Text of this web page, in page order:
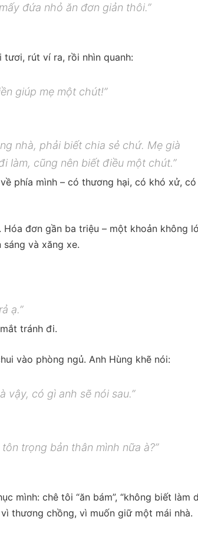
đứa nhỏ ăn đơn giản thôi.”
rút ví ra, rồi nhìn quanh:
giúp mẹ một chút!”
nhà, phải biết chia sẻ chứ. Mẹ già
làm, cũng nên biết điều một chút.”
phía mình – có thương hại, có khó xử, có
đơn gần ba triệu – một khoản không
và xăng xe.
ạ.”
tránh đi.
vào phòng ngủ. Anh Hùng khẽ nói:
vậy, có gì anh sẽ nói sau.”
trọng bản thân mình nữa à?”
mình: chê tôi “ăn bám”, “không biết làm
thương chồng, vì muốn giữ một mái nhà.